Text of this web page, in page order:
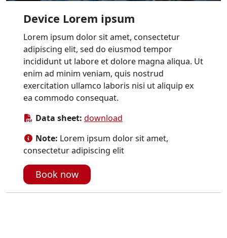
Device Lorem ipsum
Lorem ipsum dolor sit amet, consectetur
adipiscing elit, sed do eiusmod tempor
incididunt ut labore et dolore magna aliqua. Ut
enim ad minim veniam, quis nostrud
exercitation ullamco laboris nisi ut aliquip ex
ea commodo consequat.
Data sheet: download
Note: Lorem ipsum dolor sit amet,
consectetur adipiscing elit
Book now